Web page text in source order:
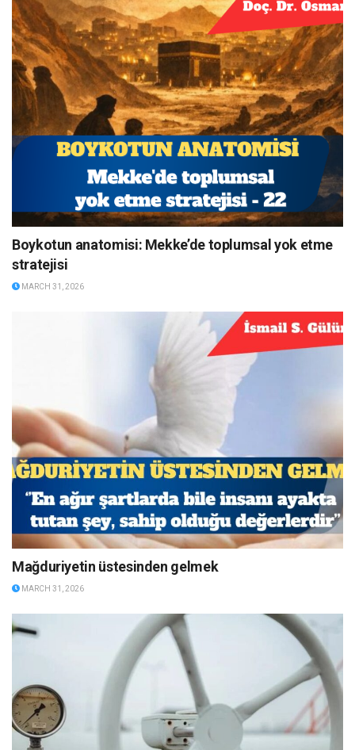
Boykotun anatomisi: Mekke’de toplumsal yok etme
stratejisi
MARCH 31, 2026
Mağduriyetin üstesinden gelmek
MARCH 31, 2026